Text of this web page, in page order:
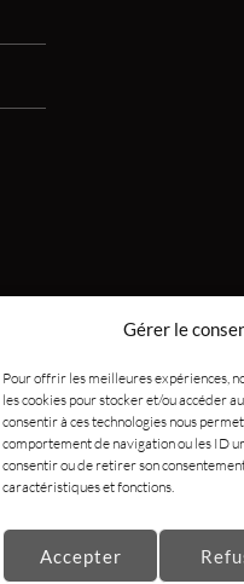
Gérer le
Pour offrir les meilleures expériences,
les cookies pour stocker et/ou accéder
consentir à ces technologies nous
comportement de navigation ou les ID
consentir ou de retirer son
caractéristiques et fonctions.
Accepter